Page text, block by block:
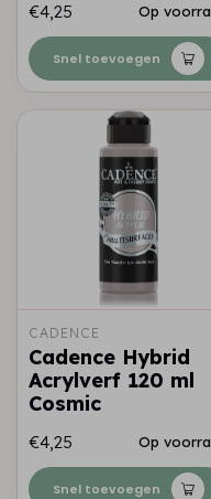
€4,25 Op
Snel toevoegen
CADENCE
Cadence Hybrid
Acrylverf 120 ml
Cosmic
€4,25 Op
Snel toevoegen